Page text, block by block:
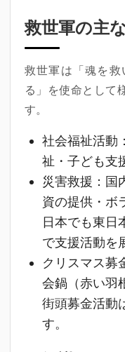
救世軍の主
救世軍は「魂を
る」を使命として
す。
社会福祉活動
祉・子ども支
災害救援 ：
資の提供・ボ
日本でも東日
で支援活動を
クリスマス募
会鍋（赤い羽
街頭募金活動
す。